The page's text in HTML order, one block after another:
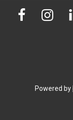
Powered by